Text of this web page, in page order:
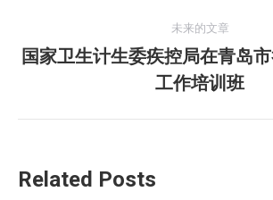
文
章：
未来的文章
未
来
的
国家卫生计生委疾控局在青岛
工作培训班
Related Posts